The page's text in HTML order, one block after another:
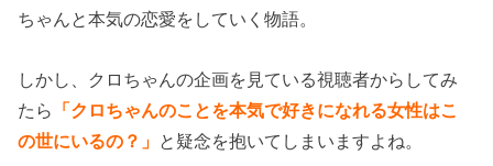
ちゃんと本気の恋愛をしていく物語。
しかし、クロちゃんの企画を見ている視聴者からしてみ
たら
「クロちゃんのことを本気で好きになれる女性はこ
の世にいるの？」 と疑念を抱いてしまいますよね。